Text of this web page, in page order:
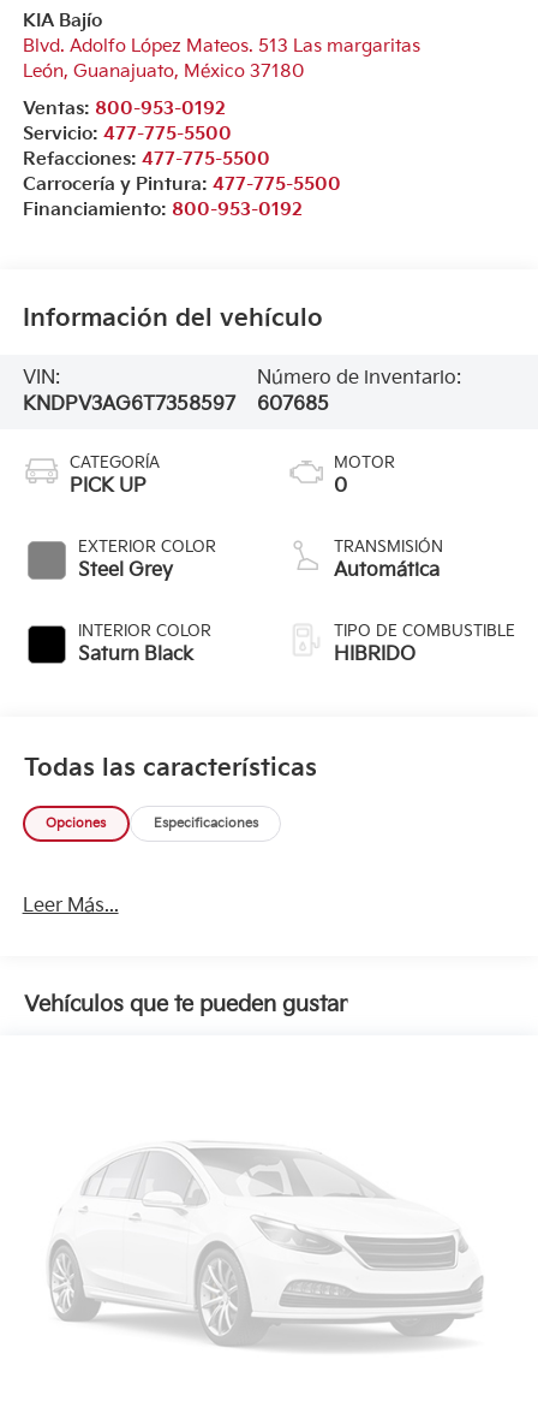
KIA Bajío
Blvd. Adolfo López Mateos. 513 Las margaritas
León, Guanajuato, México 37180
Ventas: 800-953-0192
Servicio: 477-775-5500
Refacciones: 477-775-5500
Carrocería y Pintura: 477-775-5500
Financiamiento: 800-953-0192
Información del vehículo
VIN:
KNDPV3AG6T7358597
Número de inventario:
607685
CATEGORÍA
PICK UP
EXTERIOR COLOR
Steel Grey
INTERIOR COLOR
Saturn Black
MOTOR
0
TRANSMISIÓN
Automática
TIPO DE COMBUSTIBLE
HIBRIDO
Todas las características
Opciones Especificaciones
Leer Más...
Vehículos que te pueden gustar